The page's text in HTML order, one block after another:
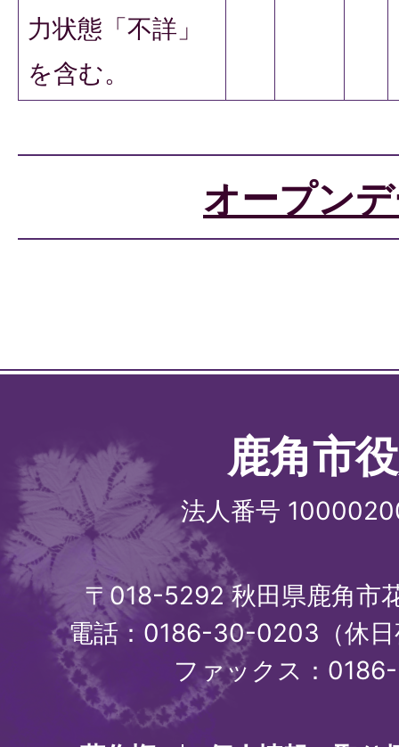
力状態「不詳」
を含む。
オープン
鹿角市
法人番号
〒018-5292 秋田県鹿角市
電話：0186-30-0203（休
ファックス：